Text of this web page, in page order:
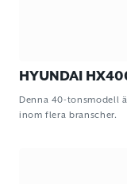
HYUNDAI
Denna 40-tonsmodell
inom flera branscher.